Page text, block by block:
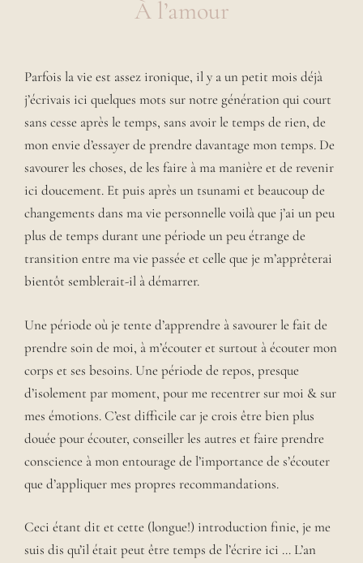
À l’amour
Parfois la vie est assez ironique, il y a un petit mois déjà
j’écrivais ici quelques mots sur notre génération qui court
sans cesse après le temps, sans avoir le temps de rien, de
mon envie d’essayer de prendre davantage mon temps. De
savourer les choses, de les faire à ma manière et de revenir
ici doucement. Et puis après un tsunami et beaucoup de
changements dans ma vie personnelle voilà que j’ai un peu
plus de temps durant une période un peu étrange de
transition entre ma vie passée et celle que je m’apprêterai
bientôt semblerait-il à démarrer.
Une période où je tente d’apprendre à savourer le fait de
prendre soin de moi, à m’écouter et surtout à écouter mon
corps et ses besoins. Une période de repos, presque
d’isolement par moment, pour me recentrer sur moi & sur
mes émotions. C’est difficile car je crois être bien plus
douée pour écouter, conseiller les autres et faire prendre
conscience à mon entourage de l’importance de s’écouter
que d’appliquer mes propres recommandations.
Ceci étant dit et cette (longue!) introduction finie, je me
suis dis qu’il était peut être temps de l’écrire ici … L’an